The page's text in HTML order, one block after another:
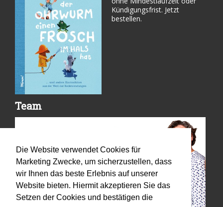
Die Website verwendet Cookies für
Marketing Zwecke, um sicherzustellen, dass
wir Ihnen das beste Erlebnis auf unserer
Website bieten. Hiermit akzeptieren Sie das
Setzen der Cookies und bestätigen die
Kündigungsfrist. Jetzt
bestellen.
Team